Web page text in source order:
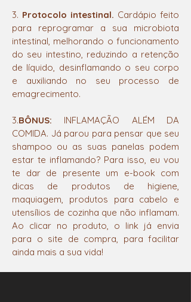
3. Protocolo intestinal. Cardápio feito
para reprogramar a sua microbiota
intestinal, melhorando o funcionamento
do seu intestino, reduzindo a retenção
de líquido, desinflamando o seu corpo
e auxiliando no seu processo de
emagrecimento.
3.BÔNUS: INFLAMAÇÃO ALÉM DA
COMIDA. Já parou para pensar que seu
shampoo ou as suas panelas podem
estar te inflamando? Para isso, eu vou
te dar de presente um e-book com
dicas de produtos de higiene,
maquiagem, produtos para cabelo e
utensílios de cozinha que não inflamam.
Ao clicar no produto, o link já envia
para o site de compra, para facilitar
ainda mais a sua vida!